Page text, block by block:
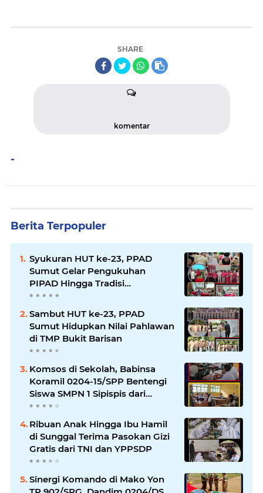
SHARE
komentar
-
Berita Terpopuler
Syukuran HUT ke-23, PPAD
Sumut Gelar Pengukuhan
PIPAD Hingga Tradisi
Kekeluargaan
Sambut HUT ke-23, PPAD
Sumut Hidupkan Nilai Pahlawan
di TMP Bukit Barisan
Komsos di Sekolah, Babinsa
Koramil 0204-15/SPP Bentengi
Siswa SMPN 1 Sipispis dari
Bahaya Narkotika
Ribuan Anak Hingga Ibu Hamil
di Sunggal Terima Pasokan Gizi
Gratis dari TNI dan YPPSDP
Sinergi Komando di Mako Yon